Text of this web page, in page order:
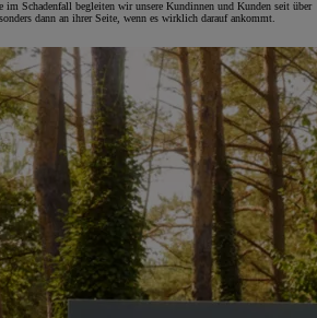
Schadenfall begleiten wir unsere Kundinnen und Kunden seit über
dann an ihrer Seite, wenn es wirklich darauf ankommt.